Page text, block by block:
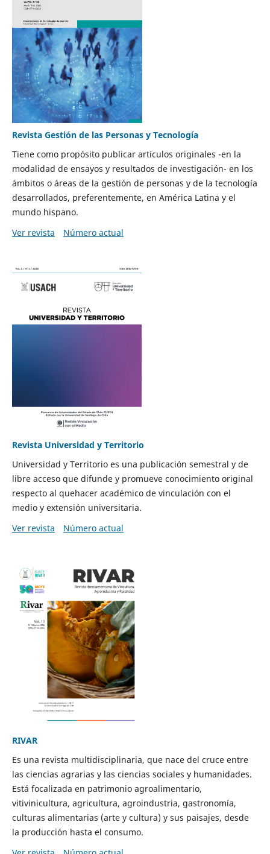
Revista Gestión de las Personas y Tecnología
Tiene como propósito publicar artículos originales -en la
modalidad de ensayos y resultados de investigación- en los
ámbitos o áreas de la gestión de personas y de la tecnología
desarrollados, preferentemente, en América Latina y el
mundo hispano.
Ver revista
Número actual
Revista Universidad y Territorio
Universidad y Territorio es una publicación semestral y de
libre acceso que difunde y promueve conocimiento original
respecto al quehacer académico de vinculación con el
medio y extensión universitaria.
Ver revista
Número actual
RIVAR
Es una revista multidisciplinaria, que nace del cruce entre
las ciencias agrarias y las ciencias sociales y humanidades.
Está focalizada en patrimonio agroalimentario,
vitivinicultura, agricultura, agroindustria, gastronomía,
culturas alimentarias (arte y cultura) y sus paisajes, desde
la producción hasta el consumo.